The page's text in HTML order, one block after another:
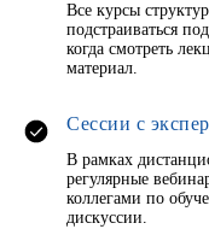
Все курсы
подстраиваться
когда смотреть
материал.
Сессии с
В рамках
регулярные
коллегами по
дискуссии.